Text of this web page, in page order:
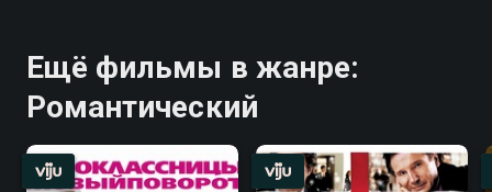
Ещё фильмы в жанре:
Романтический